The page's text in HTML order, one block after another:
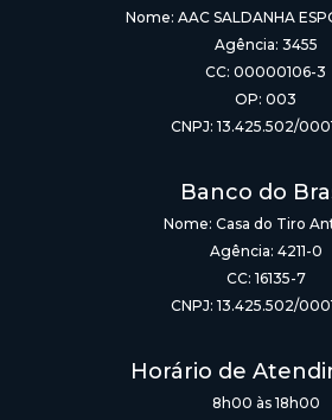
Nome: AAC SALDANHA
Agência: 3455
CC: 00000106-3
OP: 003
CNPJ: 13.425.502/
Banco do
Nome: Casa do Tiro
Agência: 4211-0
CC: 16135-7
CNPJ: 13.425.502/
Horário de
8h00 às 18h00